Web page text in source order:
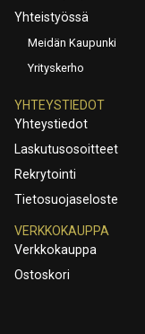
Yhteistyössä
Meidän Kaupunki
Yrityskerho
YHTEYSTIEDOT
Yhteystiedot
Laskutusosoitteet
Rekrytointi
Tietosuojaseloste
VERKKOKAUPPA
Verkkokauppa
Ostoskori